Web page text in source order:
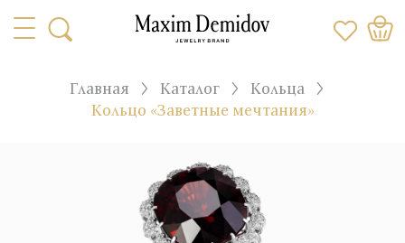
Главная Каталог
Кольца
Кольцо «Заветные мечтания»